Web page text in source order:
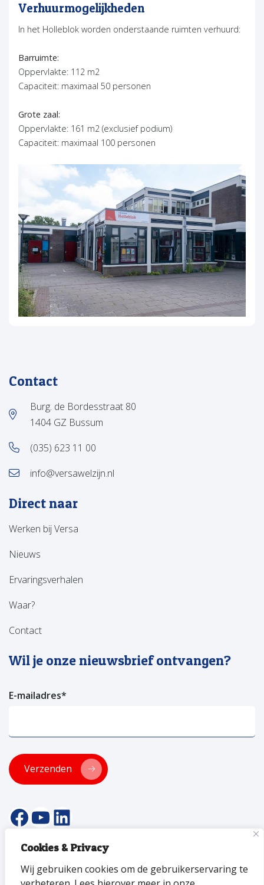
Cookies & Privacy
Wij gebruiken cookies om de gebruikerservaring te
Verhuurmogelijkheden
In het Holleblok worden onderstaande ruimten verhuurd:
Barruimte:
Oppervlakte: 112 m2
Capaciteit: maximaal 50 personen
Grote zaal:
Oppervlakte: 161 m2 (exclusief podium)
Capaciteit: maximaal 100 personen
Contact
Burg. de Bordesstraat 80
1404 GZ Bussum
(035) 623 11 00
info@versawelzijn.nl
Direct naar
Werken bij Versa
Nieuws
Ervaringsverhalen
Waar?
Contact
Wil je onze nieuwsbrief ontvangen?
E-mailadres*
Verzenden
facebookpagina van versa welzijn
YouTube pagina Versa Welzijn
Linkedin pagina Versa Welzijn
Privacyverklaring
Toegankelijkheid ANBIDisclaimer